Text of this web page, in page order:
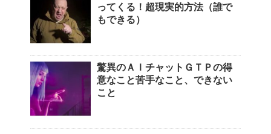
ってくる！超現実的方法（誰で
もできる）
驚異のＡＩチャットＧＴＰの得
意なこと苦手なこと、できない
こと